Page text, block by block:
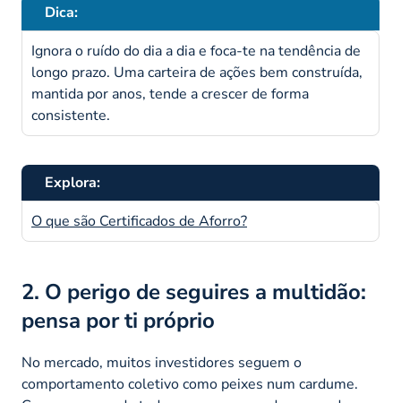
Dica:
Ignora o ruído do dia a dia e foca-te na tendência de
longo prazo. Uma carteira de ações bem construída,
mantida por anos, tende a crescer de forma
consistente.
Explora:
O que são Certificados de Aforro?
2. O perigo de seguires a multidão:
pensa por ti próprio
No mercado, muitos investidores seguem o
comportamento coletivo como peixes num cardume.